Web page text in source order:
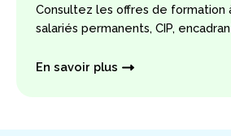
Consultez les offres de formation
salariés permanents, CIP,
En savoir plus